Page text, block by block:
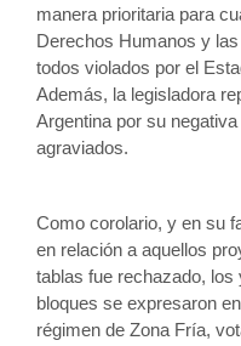
manera prioritaria para
Derechos Humanos y
todos violados por el
Además, la legisladora
Argentina por su
agraviados.
Como corolario, y en su
en relación a aquellos
tablas fue rechazado, los
bloques se expresaron
régimen de Zona Fría,